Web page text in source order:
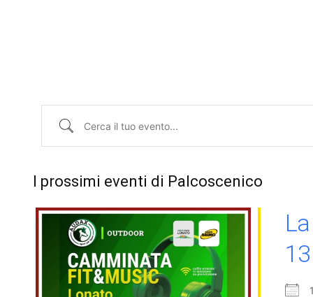
Cerca il tuo evento...
I prossimi eventi di Palcoscenico